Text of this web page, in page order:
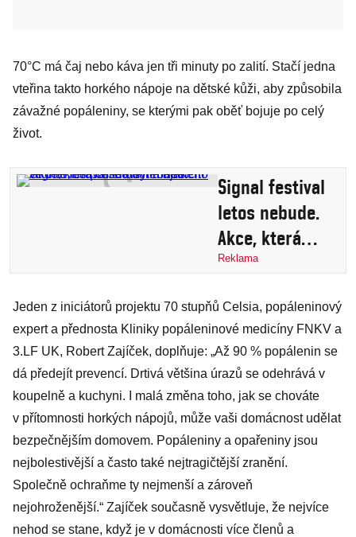
70°C má čaj nebo káva jen tři minuty po zalití. Stačí jedna
vteřina takto horkého nápoje na dětské kůži, aby způsobila
závažné popáleniny, se kterými pak oběť bojuje po celý
život.
Signal festival
letos nebude.
Akce, která
chtěla být
tmě, se
přesouvá na
neurčito
Reklama
Jeden z iniciátorů projektu 70 stupňů Celsia, popáleninový
expert a přednosta Kliniky popáleninové medicíny FNKV a
3.LF UK, Robert Zajíček, doplňuje: „Až 90 % popálenin se
dá předejít prevencí. Drtivá většina úrazů se odehrává v
koupelně a kuchyni. I malá změna toho, jak se chováte
v přítomnosti horkých nápojů, může vaši domácnost udělat
bezpečnějším domovem. Popáleniny a opařeniny jsou
nejbolestivější a často také nejtragičtější zranění.
Společně ochraňme ty nejmenší a zároveň
nejohroženější.“ Zajíček současně vysvětluje, že nejvíce
nehod se stane, když je v domácnosti více členů a